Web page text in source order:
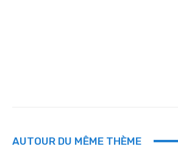
AUTOUR DU MÊME THÈME